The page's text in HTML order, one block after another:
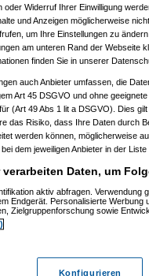
oder Widerruf Ihrer Einwilligung
und Anzeigen möglicherweise
um Ihre Einstellungen zu
am unteren Rand der Webseite
finden Sie in unserer
auch Anbieter umfassen, die
Art 45 DSGVO und ohne
(Art 49 Abs 1 lit a DSGVO). Dies
das Risiko, dass Ihre Daten durch
werden können, möglicherweise
dem jeweiligen Anbieter in der
Daten, um
aktiv abfragen. Verwendung
Endgerät. Personalisierte Werbung
Zielgruppenforschung sowie
Konfigurieren